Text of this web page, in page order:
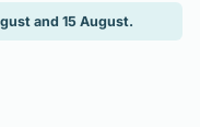
and 15 August.